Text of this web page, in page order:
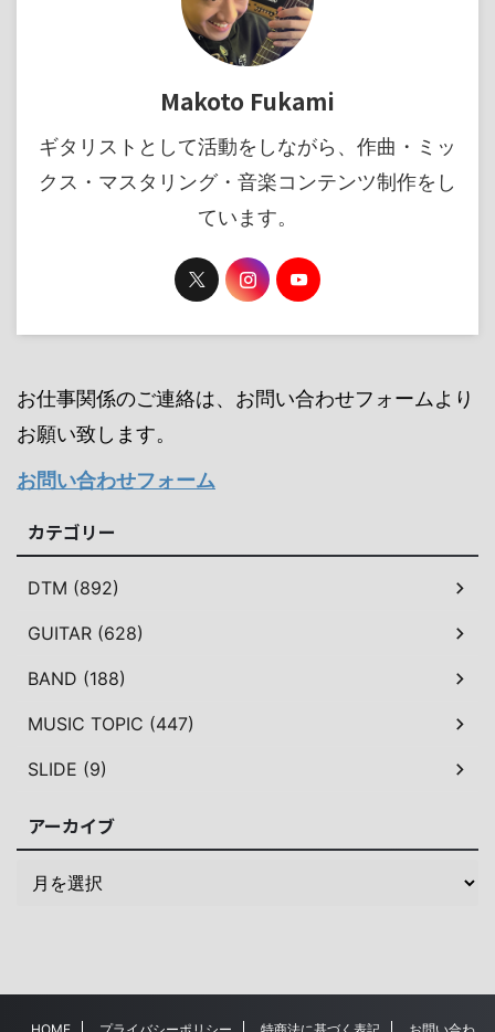
Makoto Fukami
ギタリストとして活動をしながら、作曲・ミッ
クス・マスタリング・音楽コンテンツ制作をし
ています。
お仕事関係のご連絡は、お問い合わせフォームより
お願い致します。
お問い合わせフォーム
カテゴリー
DTM (892)
GUITAR (628)
BAND (188)
MUSIC TOPIC (447)
SLIDE (9)
アーカイブ